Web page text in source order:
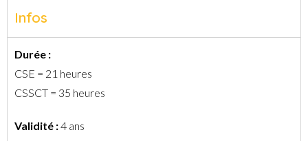
Infos
Durée :
CSE = 21 heures
CSSCT = 35 heures
Validité :4 ans